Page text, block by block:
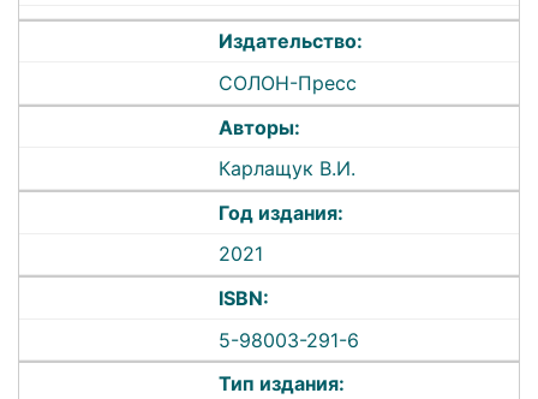
Издательство:
СОЛОН-Пресс
Авторы:
Карлащук В.И.
Год издания:
2021
ISBN:
5-98003-291-6
Тип издания: